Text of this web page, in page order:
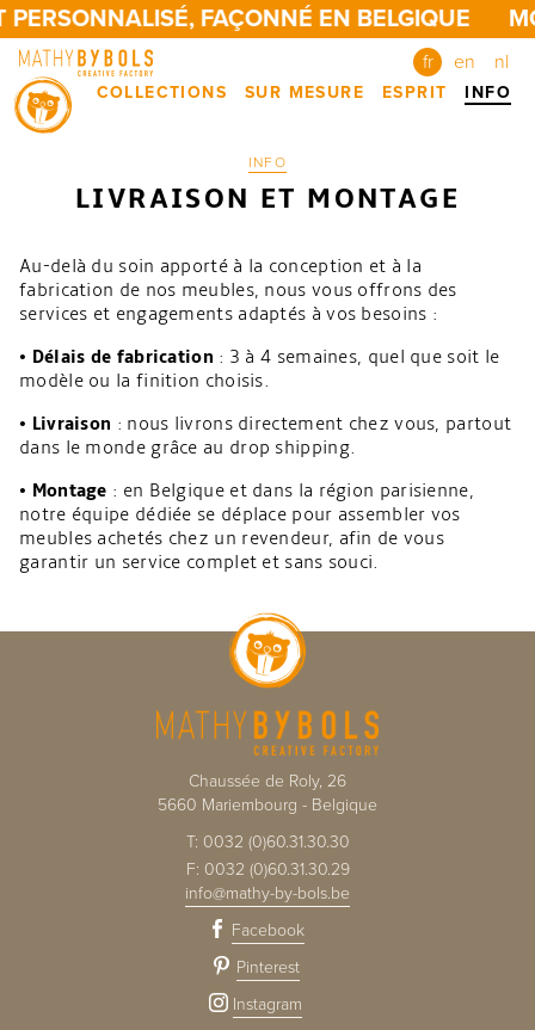
FAÇONNÉ EN BELGIQUE
fr en nl
COLLECTIONS SUR MESURE ESPRIT INFO
INFO
LIVRAISON ET MONTAGE
Au-delà du soin apporté à la conception et à la
fabrication de nos meubles, nous vous offrons des
services et engagements adaptés à vos besoins :
• Délais de fabrication : 3 à 4 semaines, quel que soit le
modèle ou la finition choisis.
• Livraison : nous livrons directement chez vous, partout
dans le monde grâce au drop shipping.
• Montage : en Belgique et dans la région parisienne,
notre équipe dédiée se déplace pour assembler vos
meubles achetés chez un revendeur, afin de vous
garantir un service complet et sans souci.
Chaussée de Roly, 26
5660 Mariembourg - Belgique
T: 0032 (0)60.31.30.30
F: 0032 (0)60.31.30.29
info@mathy-by-bols.be
Facebook
Pinterest
Instagram